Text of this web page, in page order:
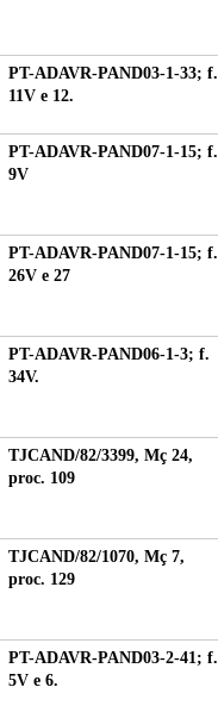
PT-ADAVR-PAND03-1-33; f.
11V e 12.
PT-ADAVR-PAND07-1-15; f.
9V
PT-ADAVR-PAND07-1-15; f.
26V e 27
PT-ADAVR-PAND06-1-3; f.
34V.
TJCAND/82/3399, Mç 24,
proc. 109
TJCAND/82/1070, Mç 7,
proc. 129
PT-ADAVR-PAND03-2-41; f.
5V e 6.